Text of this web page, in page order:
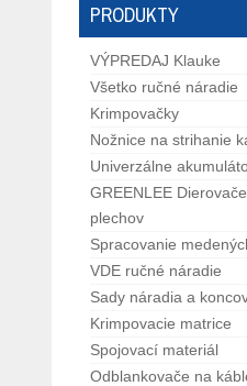
PRODUKTY
VÝPREDAJ Klauke
Všetko ručné náradie
Krimpovačky
Nožnice na strihanie
Univerzálne
GREENLEE
plechov
Spracovanie
VDE ručné náradie
Sady náradia a
Krimpovacie matrice
Spojovací materiál
Odblankovače na